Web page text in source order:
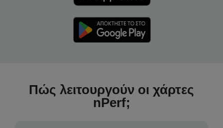
Πώς λειτουργούν οι χάρτες
nPerf;